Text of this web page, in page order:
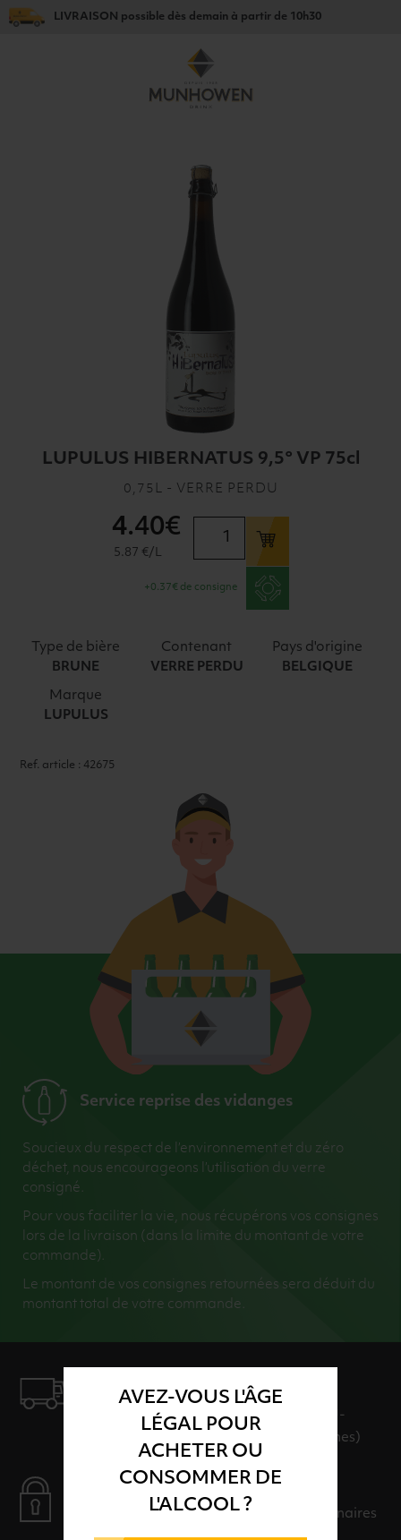
AVEZ-VOUS L'ÂGE
LÉGAL POUR
ACHETER OU
CONSOMMER DE
L'ALCOOL ?
LIVRAISON possible dès demain à partir de 10h30
LUPULUS HIBERNATUS 9,5° VP 75cl
0,75L - VERRE PERDU
LUPULUS
HIBERNATUS
75cl
4.40€
5.87 €/L
+0.37€ de consigne
Type de bière
BRUNE
Contenant
VERRE PERDU
Pays d'origine
BELGIQUE
Marque
LUPULUS
Ref. article : 42675
Service reprise des vidanges
Soucieux du respect de l’environnement et du zéro
déchet, nous encourageons l’utilisation du verre
consigné.
Pour vous faciliter la vie, nous récupérons vos consignes
lors de la livraison (dans la limite du montant de votre
commande).
Le montant de vos consignes retournées sera déduit du
montant total de votre commande.
LIVRAISON
LIVRAISON EN 24H ET GRATUITE AU-
DELÀ DE 100€ D'ACHAT (hors consignes)
PAIEMENT SÉCURISÉ
Payer en toute sérénité avec nos partenaires